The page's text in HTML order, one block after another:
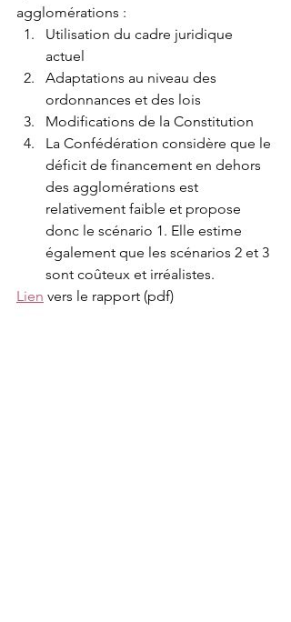
agglomérations :
Utilisation du cadre juridique
actuel
Adaptations au niveau des
ordonnances et des lois
Modifications de la Constitution
La Confédération considère que le
déficit de financement en dehors
des agglomérations est
relativement faible et propose
donc le scénario 1. Elle estime
également que les scénarios 2 et 3
sont coûteux et irréalistes.
Lien vers le rapport (pdf)